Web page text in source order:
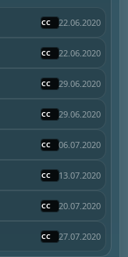
22.06.2020
22.06.2020
29.06.2020
29.06.2020
06.07.2020
13.07.2020
20.07.2020
27.07.2020